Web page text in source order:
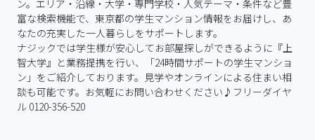
ン。エリア・沿線・大学・専門学校・人気テーマ・条件など豊
富な検索機能で、東京都の学生マンション情報をお届けし、あ
なたの充実した一人暮らしをサポートします。
ナジックでは学生様が安心してお部屋探しができるように『上
智大学』と業務提携を行い、「24時間サポートの学生マンショ
ン」をご紹介しております。見学やオンラインによる住まい相
談も可能です。お気軽にお問い合わせください♪フリーダイヤ
ル 0120-356-520